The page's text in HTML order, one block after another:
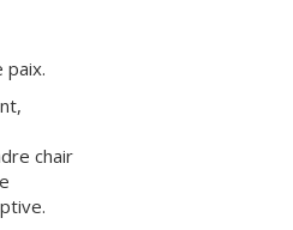
paix.
chair